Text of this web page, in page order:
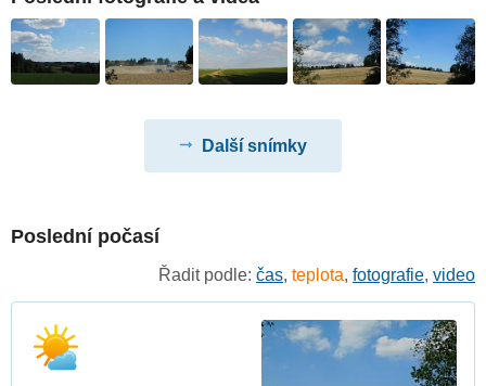
Další snímky
Poslední počasí
Řadit podle: čas, teplota, fotografie, video